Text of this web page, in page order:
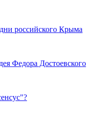
российского Крыма
Федора Достоевского